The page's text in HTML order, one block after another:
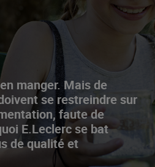
manger. Mais de
se restreindre sur
faute de
E.Leclerc se bat
de qualité et